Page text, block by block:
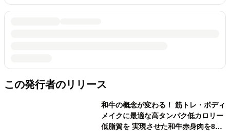
この発行者のリリース
和牛の概念が変わる！ 筋トレ・ボディ
メイクに最適な高タンパク低カロリー
低脂質を 実現させた和牛赤身肉を8月